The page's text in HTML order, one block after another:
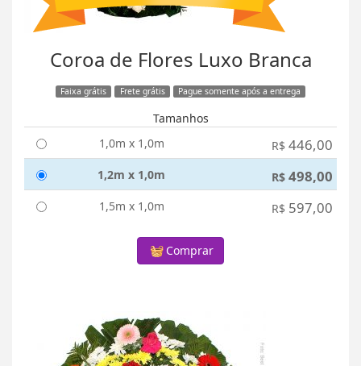
Coroa de Flores Luxo Branca
Faixa grátis Frete grátis Pague somente após a entrega
Tamanhos
1,0m x 1,0m
R$ 446,00
1,2m x 1,0m R$ 498,00
1,5m x 1,0m R$ 597,00
Comprar